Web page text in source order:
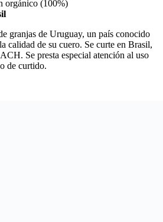
orgánico (100%)
granjas de Uruguay, un país conocido
calidad de su cuero. Se curte en Brasil,
Se presta especial atención al uso
de curtido.